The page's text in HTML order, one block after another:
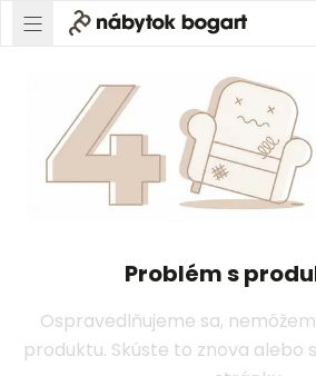
Problém s
Ospravedlňujeme sa,
produktu. Skúste to znova alebo